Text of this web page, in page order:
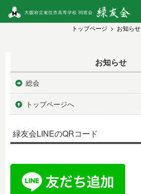
トップページ お知らせ
お知らせ
総会
トップページへ
緑友会LINEのQRコード